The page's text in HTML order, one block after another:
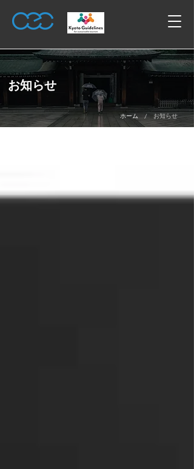
お知らせ
ホーム / お知らせ